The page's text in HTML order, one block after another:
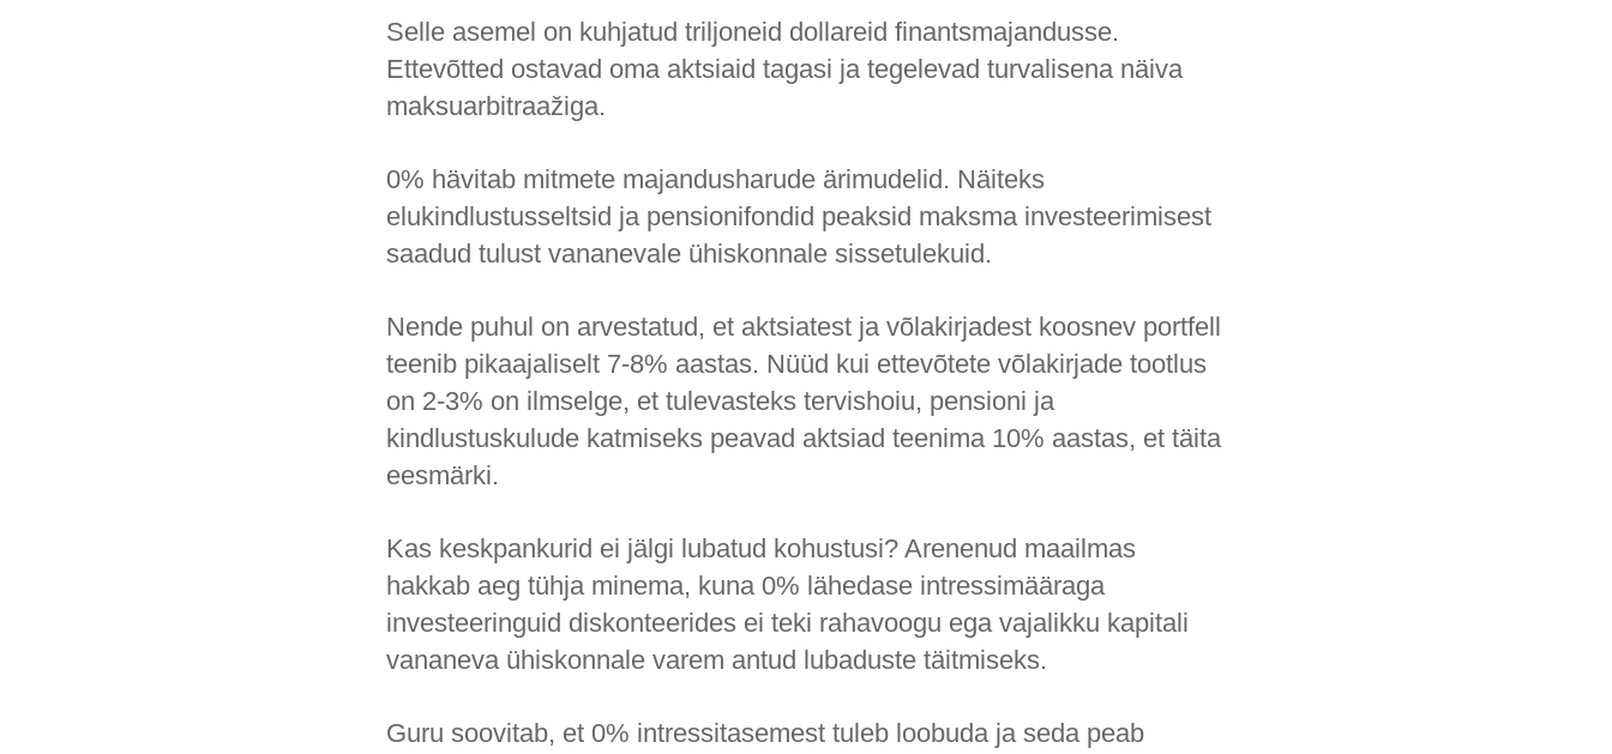
Selle asemel on kuhjatud triljoneid dollareid finantsmajandusse.
Ettevõtted ostavad oma aktsiaid tagasi ja tegelevad turvalisena näiva
maksuarbitraažiga.
0% hävitab mitmete majandusharude ärimudelid. Näiteks
elukindlustusseltsid ja pensionifondid peaksid maksma investeerimisest
saadud tulust vananevale ühiskonnale sissetulekuid.
Nende puhul on arvestatud, et aktsiatest ja võlakirjadest koosnev portfell
teenib pikaajaliselt 7-8% aastas. Nüüd kui ettevõtete võlakirjade tootlus
on 2-3% on ilmselge, et tulevasteks tervishoiu, pensioni ja
kindlustuskulude katmiseks peavad aktsiad teenima 10% aastas, et täita
eesmärki.
Kas keskpankurid ei jälgi lubatud kohustusi? Arenenud maailmas
hakkab aeg tühja minema, kuna 0% lähedase intressimääraga
investeeringuid diskonteerides ei teki rahavoogu ega vajalikku kapitali
vananeva ühiskonnale varem antud lubaduste täitmiseks.
Guru soovitab, et 0% intressitasemest tuleb loobuda ja seda peab